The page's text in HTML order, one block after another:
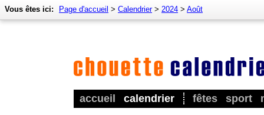
accueil calendrier fêtes sport
Vous êtes ici: Page d'accueil > Calendrier> 2024 > Août